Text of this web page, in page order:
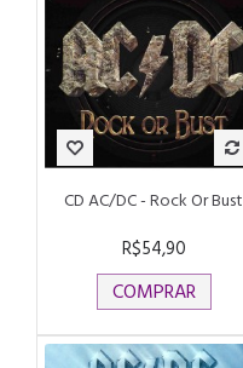
CD AC/DC - Rock Or Bust
R$54,90
COMPRAR